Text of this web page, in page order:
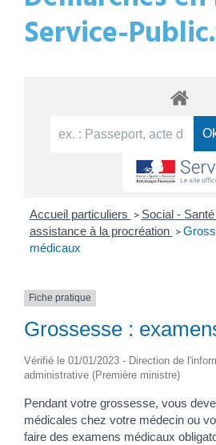
Service-
Accueil particuliers > Social - Santé
assistance à la procréation >
médicaux
Fiche pratique
Grossesse :
Vérifié le 01/01/2023 - Direction de
administrative (Première ministre)
Pendant votre grossesse, vous
médicales chez votre médecin ou
faire des examens médicaux